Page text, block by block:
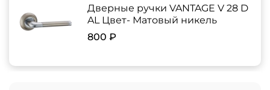
Дверные ручки VANTAGE V 28 D
AL Цвет- Матовый никель
800 ₽